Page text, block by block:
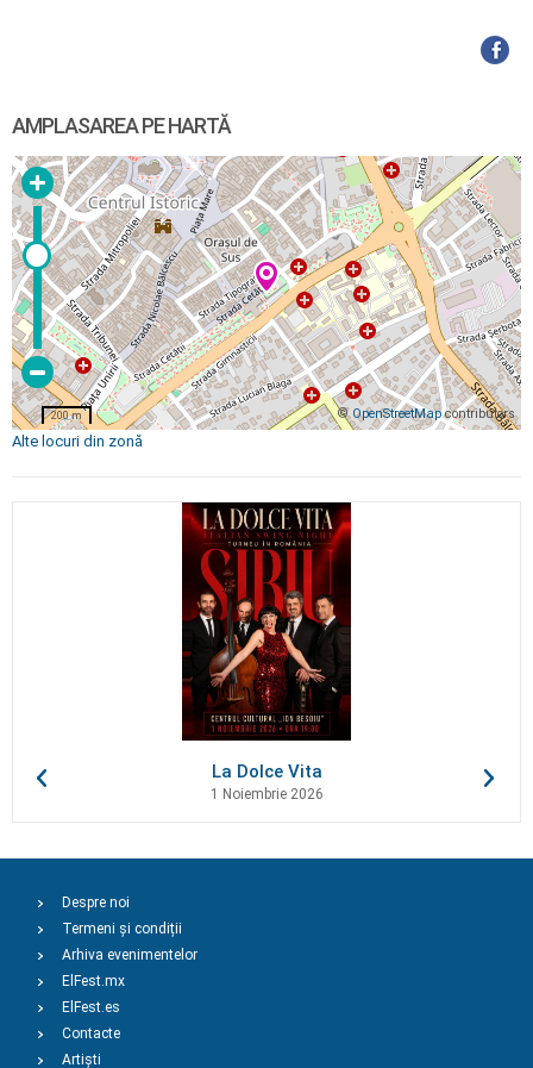
AMPLASAREA PE HARTĂ
© OpenStreetMapcontributors
200 m
Alte locuri din zonă
La Dolce Vita
1 Noiembrie 2026
Despre noi
Termeni și condiții
Arhiva evenimentelor
ElFest.mx
ElFest.es
Contacte
Artiști